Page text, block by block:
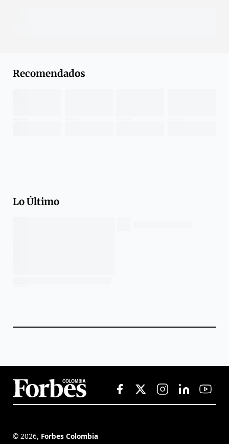
Recomendados
Lo Último
© 2026, Forbes Colombia